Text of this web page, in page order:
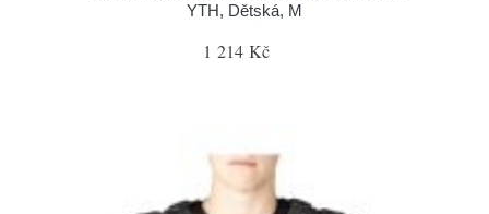
YTH, Dětská, M
1 214 Kč